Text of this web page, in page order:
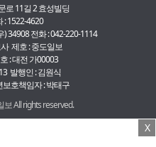
로 11길 2 효성빌딩
: 1522-4620
34908 전화 : 042-220-1114
제호 : 중도일보
: 대전 가00003
발행인 : 김원식
호책임자 : 박태구
All rights reserved.
X